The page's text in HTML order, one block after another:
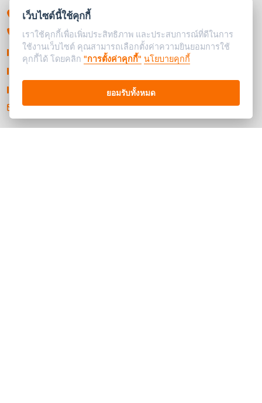
โรงรับจำนำแคชเอ็กซ์เพรส
237-239 ถนนพระราม 4 แขวงรองเมือง
เขตปทุมวัน กรุงเทพมหานคร 10330
contact@cashexpress-pawn.com
เว็บไซต์นี้ใช้คุกกี้
เราใช้คุกกี้เพื่อเพิ่มประสิทธิภาพ และประสบการณ์ที่ดีในการ
ใช้งานเว็บไซต์ คุณสามารถเลือกตั้งค่าความยินยอมการใช้
คุกกี้ได้ โดยคลิก"การตั้งค่าคุกกี้" นโยบายคุกกี้
ยอมรับทั้งหมด